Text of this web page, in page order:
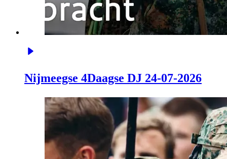
Nijmeegse 4Daagse DJ 24-07-2026